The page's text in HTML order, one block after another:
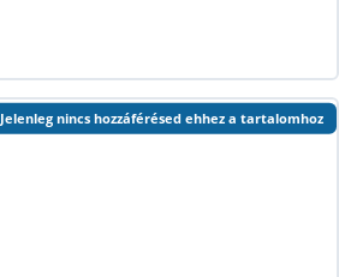
Jelenleg nincs hozzáférésed ehhez a tartalomhoz